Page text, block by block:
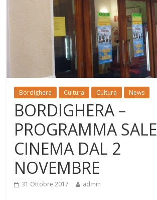
Bordighera Cultura Cultura News
BORDIGHERA –
PROGRAMMA SALE
CINEMA DAL 2
NOVEMBRE
31 Ottobre 2017 admin